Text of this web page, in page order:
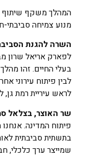
המהלך משקף שיתוף
מנוע צמיחה סביבתי-
השרה להגנת
לפארק אריאל שרון
בעלי החיים. זהו
לבין פיתוח עירוני
לראש עיריית רמת
שר האוצר, בצלאל
פיתוח המדינה.
בתשתית סביבתית
שמייצר ערך כלכלי,